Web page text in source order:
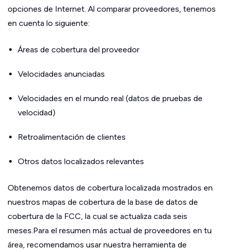
opciones de Internet. Al comparar proveedores, tenemos
en cuenta lo siguiente:
Áreas de cobertura del proveedor
Velocidades anunciadas
Velocidades en el mundo real (datos de pruebas de
velocidad)
Retroalimentación de clientes
Otros datos localizados relevantes
Obtenemos datos de cobertura localizada mostrados en
nuestros mapas de cobertura de la base de datos de
cobertura de la FCC, la cual se actualiza cada seis
meses.Para el resumen más actual de proveedores en tu
área, recomendamos usar nuestra herramienta de